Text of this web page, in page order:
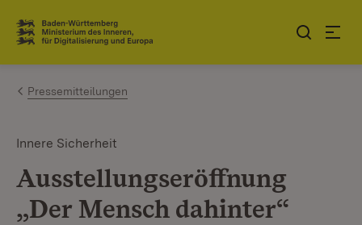
Zum Inhalt springen
Link zur Startseite
Pressemitteilungen
Innere Sicherheit
Ausstellungseröffnung
„Der Mensch dahinter“